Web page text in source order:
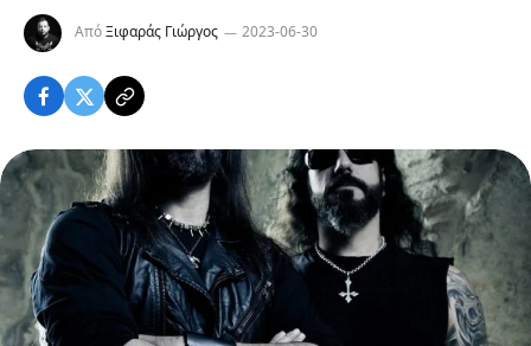
ΑπόΞιφαράς Γιώργος 2023-06-30